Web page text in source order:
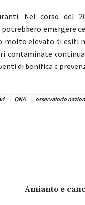
Nel corso del
emergere
molto elevato di esiti
continua
di bonifica e
ONA osservatorio
Amianto e